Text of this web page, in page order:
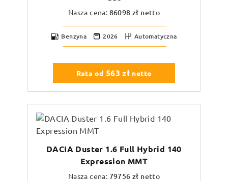
Nasza cena: 86098 zł netto
Benzyna 2026 Automatyczna
Rata od 563 zł netto
DACIA Duster 1.6 Full Hybrid 140
Expression MMT
Nasza cena: 79756 zł netto